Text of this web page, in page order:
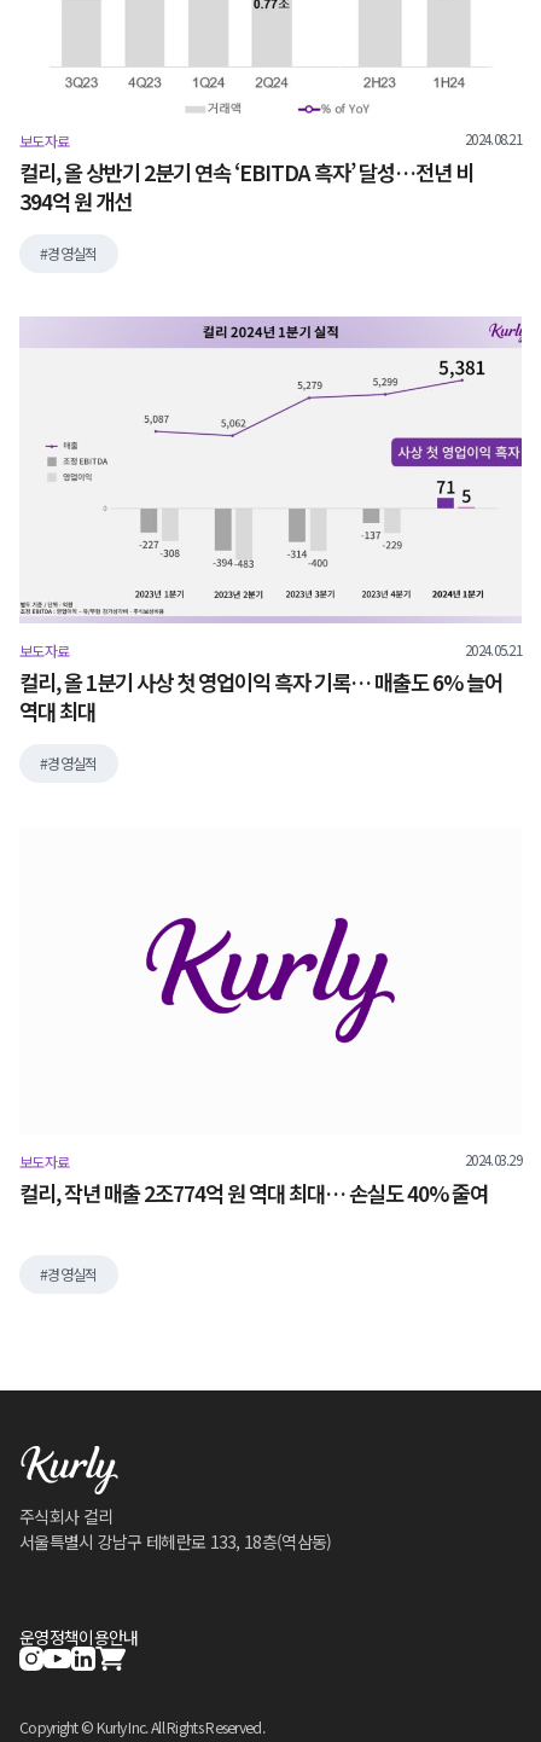
보도자료 2024.08.21
컬리, 올 상반기 2분기 연속 ‘EBITDA 흑자’ 달성…전년 비
394억 원 개선
경영실적
보도자료 2024.05.21
컬리, 올 1분기 사상 첫 영업이익 흑자 기록… 매출도 6% 늘어
역대 최대
경영실적
보도자료 2024.03.29
컬리, 작년 매출 2조774억 원 역대 최대… 손실도 40% 줄여
경영실적
주식회사 컬리
서울특별시 강남구 테헤란로 133, 18층(역삼동)
운영정책이용안내
Copyright © Kurly Inc. All Rights Reserved.